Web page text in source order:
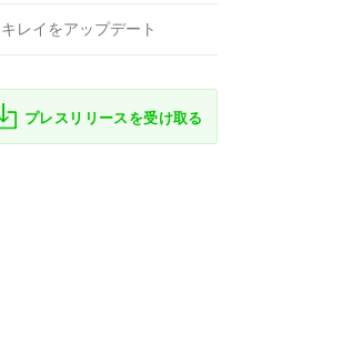
キレイをアップデート
プレスリリースを受け取る